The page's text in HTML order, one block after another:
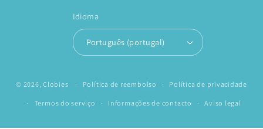
Idioma
Português (portugal)
© 2026,Clobies Política de reembolso Política de privacidade
Termos do serviço Informações de contacto Aviso legal